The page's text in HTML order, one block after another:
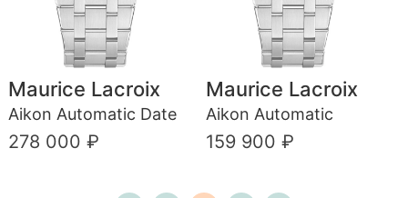
Maurice Lacroix
Aikon Automatic Date
278 000 ₽
Maurice Lacroix
Aikon Automatic
159 900 ₽